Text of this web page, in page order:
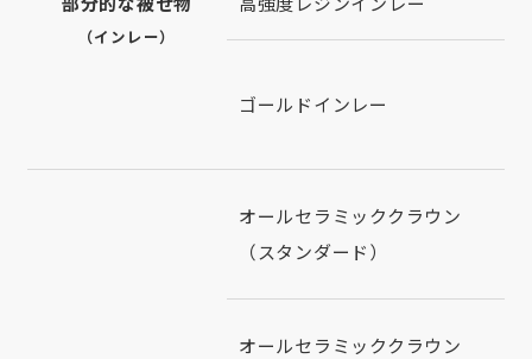
（インレー）
ゴールドインレー
オールセラミッククラウン
（スタンダード）
オールセラミッククラウン